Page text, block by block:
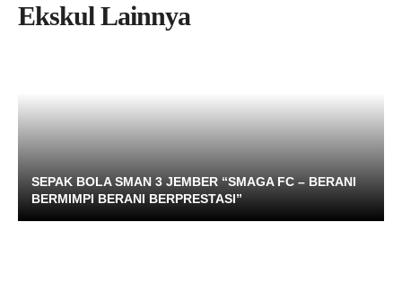
Ekskul Lainnya
SEPAK BOLA SMAN 3 JEMBER “SMAGA FC – BERANI
BERMIMPI BERANI BERPRESTASI”